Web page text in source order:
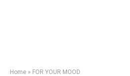
Home » FOR YOUR MOOD